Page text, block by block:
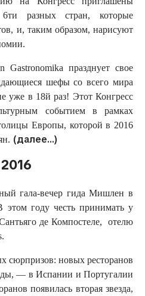
разных стран, которые
и, таким образом, нарисуют
Gastronomika празднует свое
шефы со всего мира
уже в 18й раз! Этот Конгресс
событием в рамках
Европы, которой в 2016
(далее…)
гала-вечер гида Мишлен в
году честь принимать у
де Компостеле, отелю
сюрпризов: новых ресторанов
— в Испании и Португалии
появилась вторая звезда,